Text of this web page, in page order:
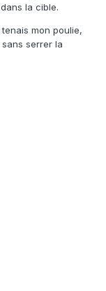
la cible.
mon poulie,
serrer la